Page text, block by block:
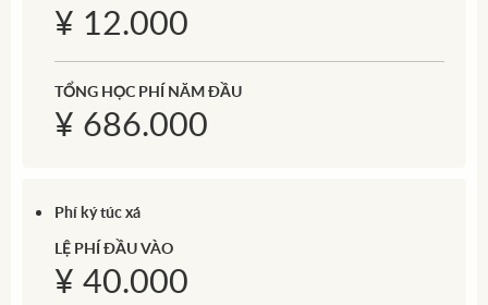
¥ 12.000
TỔNG HỌC PHÍ NĂM ĐẦU
¥ 686.000
Phí ký túc xá
LỆ PHÍ ĐẦU VÀO
¥ 40.000